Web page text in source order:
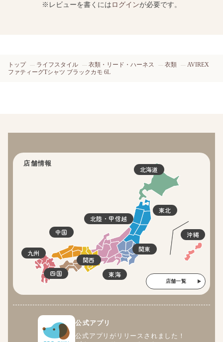
※レビューを書くにはログインが必要です。
トップ ライフスタイル 衣類・リード・ハーネス 衣類
AVIREX
ファティーグTシャツ ブラックカモ 6L
店舗情報
北海道
東北
関東
北陸・甲信越
東海
関西
四国
中国
九州
沖縄
店舗一覧
公式アプリ
公式アプリがリリースされました！